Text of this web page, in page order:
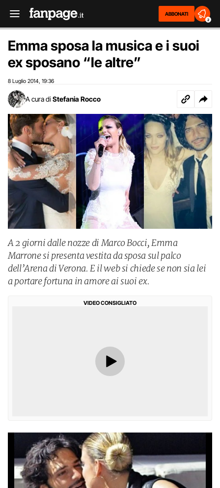
ABBONATI
2
Emma sposa la musica e i suoi
ex sposano “le altre”
8 Luglio 2014 19:36
A cura di Stefania Rocco
A 2 giorni dalle nozze di Marco Bocci, Emma
Marrone si presenta vestita da sposa sul palco
dell’Arena di Verona. E il web si chiede se non sia lei
a portare fortuna in amore ai suoi ex.
VIDEO CONSIGLIATO